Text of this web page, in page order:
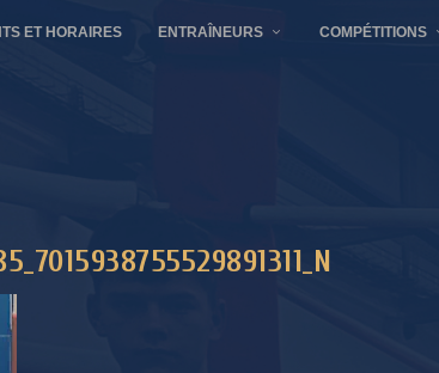
ET HORAIRES ENTRAÎNEURS COMPÉTITIONS